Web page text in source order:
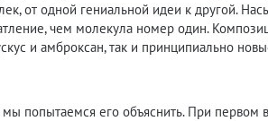
от одной гениальной идеи к другой.
чем молекула номер один.
и амброксан, так и принципиально
попытаемся его объяснить. При первом